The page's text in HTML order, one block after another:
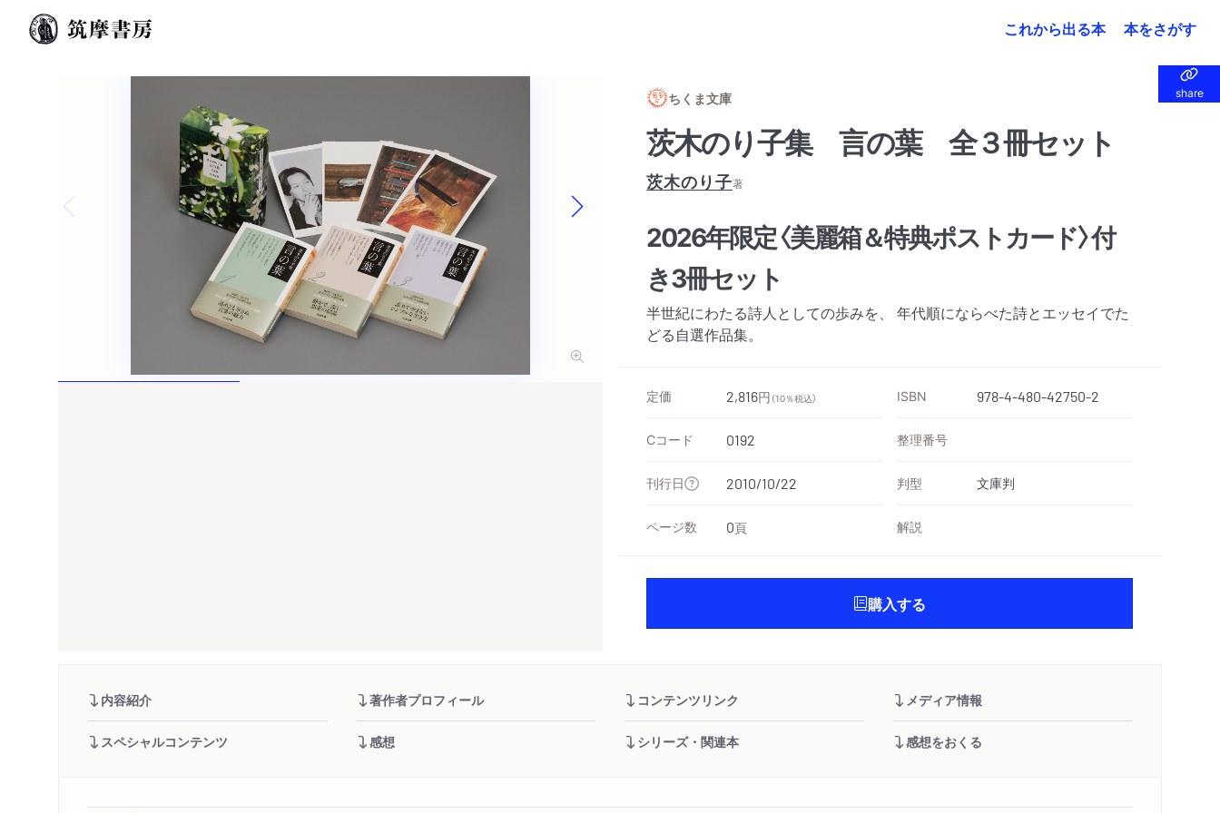
これから出る本 本をさがす
share
share
ちくま文庫
茨木のり子集 言の葉 全３冊セット
茨木のり子著
2026年限定〈美麗箱＆特典ポストカード〉付
き3冊セット
半世紀にわたる詩人としての歩みを、 年代順にならべた詩とエッセイでた
どる自選作品集。
定価 2,816円 （10％税込） ISBN 978-4-480-42750-2
Cコード 0192 整理番号
刊行日 2010/10/22 判型 文庫判
ページ数 0頁 解説
購入する
内容紹介 著作者プロフィール コンテンツリンク メディア情報
スペシャルコンテンツ 感想 シリーズ・関連本 感想をおくる